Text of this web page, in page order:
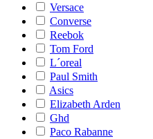
Versace
Converse
Reebok
Tom Ford
L´oreal
Paul Smith
Asics
Elizabeth Arden
Ghd
Paco Rabanne